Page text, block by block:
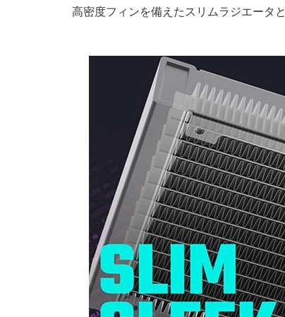
高密度フィンを備えたスリムラジエータ